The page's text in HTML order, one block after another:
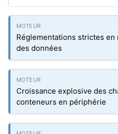
Réglementations strictes
des données
Croissance explosive des
conteneurs en périphérie